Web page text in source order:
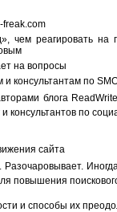
freak.com
чем реагировать
на вопросы
консультантам по
блога
консультантов по
сайта
повышения
и способы их